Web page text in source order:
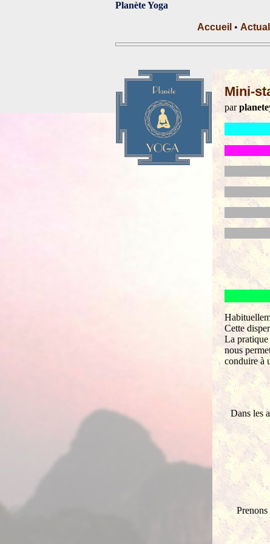
Planète Yoga
Accueil •
Mini-
par
Cette
La pratique
nous
conduire à
Dans les